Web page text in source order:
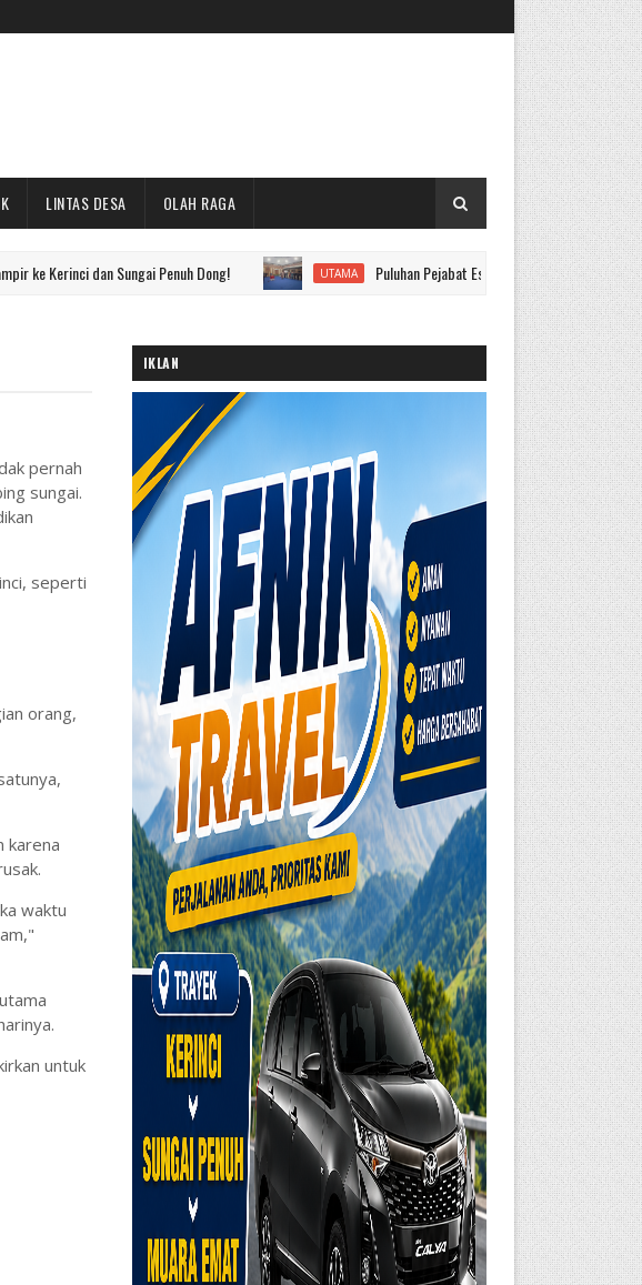
LINTAS DESA OLAH RAGA
dan Sungai Penuh Dong! UTAMA Puluhan Pejabat Eselon II hingga IV Pemkot Sungai Penuh
pernah
sungai.
seperti
orang,
karena
waktu
untuk
IKLAN